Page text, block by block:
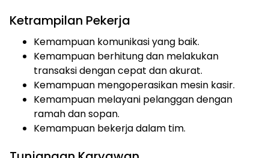
Ketrampilan Pekerja
Kemampuan komunikasi yang baik.
Kemampuan berhitung dan melakukan
transaksi dengan cepat dan akurat.
Kemampuan mengoperasikan mesin kasir.
Kemampuan melayani pelanggan dengan
ramah dan sopan.
Kemampuan bekerja dalam tim.